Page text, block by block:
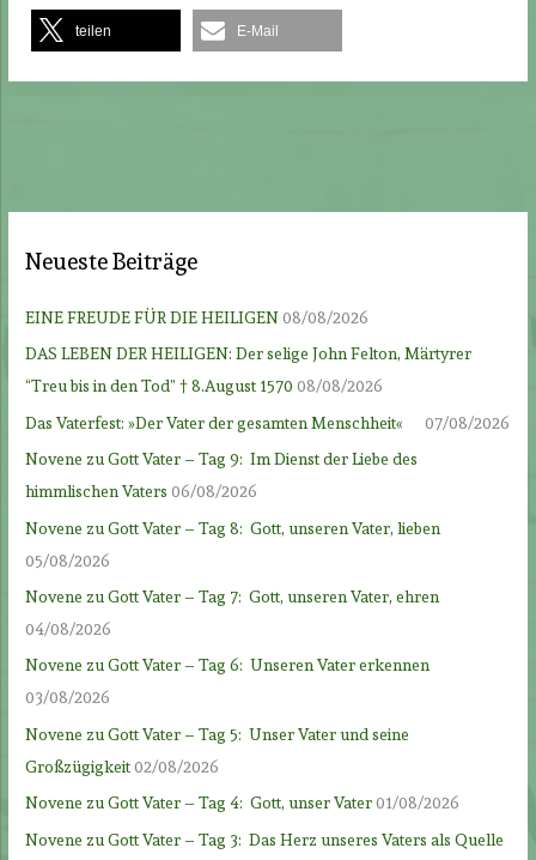
teilen E-Mail
Neueste Beiträge
EINE FREUDE FÜR DIE HEILIGEN08/08/2026
DAS LEBEN DER HEILIGEN: Der selige John Felton, Märtyrer
“Treu bis in den Tod” † 8.August 1570 08/08/2026
Das Vaterfest: »Der Vater der gesamten Menschheit«
07/08/2026
Novene zu Gott Vater – Tag 9: Im Dienst der Liebe des
himmlischen Vaters 06/08/2026
Novene zu Gott Vater – Tag 8: Gott, unseren Vater, lieben
05/08/2026
Novene zu Gott Vater – Tag 7: Gott, unseren Vater, ehren
04/08/2026
Novene zu Gott Vater – Tag 6: Unseren Vater erkennen
03/08/2026
Novene zu Gott Vater – Tag 5: Unser Vater und seine
Großzügigkeit02/08/2026
Novene zu Gott Vater – Tag 4: Gott, unser Vater01/08/2026
Novene zu Gott Vater – Tag 3: Das Herz unseres Vaters als Quelle